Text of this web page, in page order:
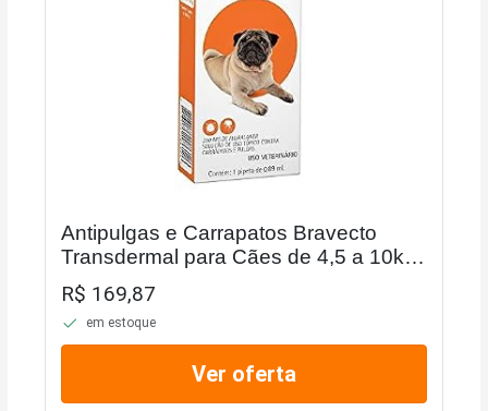
Antipulgas e Carrapatos Bravecto
Transdermal para Cães de 4,5 a 10kg
- 1 Pipeta
R$ 169,87
em estoque
Ver oferta